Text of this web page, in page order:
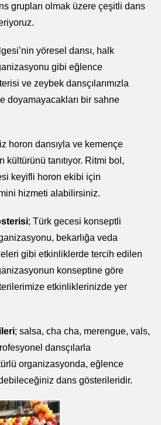
grupları olmak üzere çeşitli dans
yöresel dansı, halk
gibi eğlence
ve zeybek dansçılarımızla
doyamayacakları bir sahne
horon dansıyla ve kemençe
kültürünü tanıtıyor. Ritmi bol,
keyifli horon ekibi için
hizmeti alabilirsiniz.
; Türk gecesi konseptli
bekarlığa veda
gibi etkinliklerde tercih edilen
konseptine göre
etkinliklerinizde yer
; salsa, cha cha, merengue, vals,
dansçılarla
organizasyonda, eğlence
dans gösterileridir.